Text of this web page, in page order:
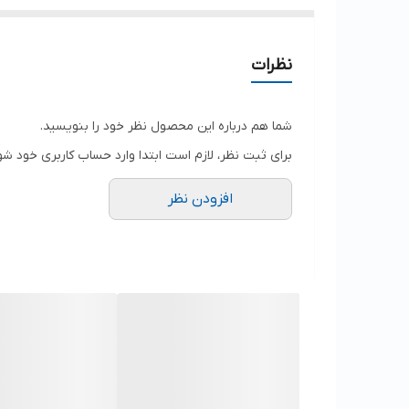
نظرات
شما هم درباره این محصول نظر خود را بنویسید.
برای ثبت نظر، لازم است ابتدا وارد حساب کاربری خود
افزودن نظر